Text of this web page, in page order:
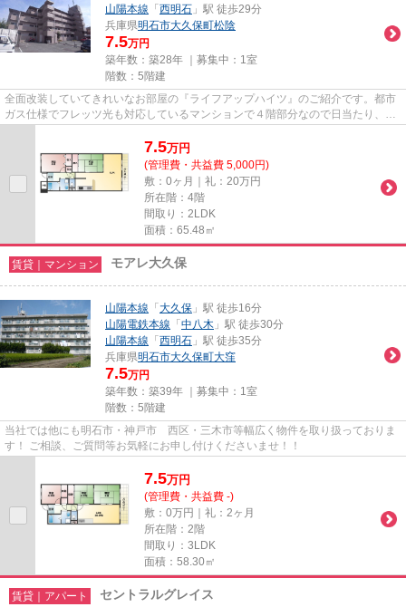
山陽本線 「 西明石 」駅 徒歩29分
兵庫県明石市大久保町松陰
7.5万円
築年数：築28年 ｜募集中： 1室
階数：5階建
全面改装していてきれいなお部屋の『ライフアップハイツ』のご紹介です。都市
ガス仕様でフレッツ光も対応しているマンションで４階部分なので日当たり、風
7.5万円
(管理費・共益費 5,000円)
敷：0ヶ月｜礼：20万円
所在階：4階
間取り：2LDK
面積：65.48㎡
賃貸｜マンション モアレ大久保
山陽本線 「 大久保 」駅 徒歩16分
山陽電鉄本線 「 中八木 」駅 徒歩30分
山陽本線 「 西明石 」駅 徒歩35分
兵庫県明石市大久保町大窪
7.5万円
築年数：築39年 ｜募集中： 1室
階数：5階建
当社では他にも明石市・神戸市 西区・三木市等幅広く物件を取り扱っておりま
す！ ご相談、ご質問等お気軽にお申し付けくださいませ！！
7.5万円
(管理費・共益費 -)
敷：0万円｜礼：2ヶ月
所在階：2階
間取り：3LDK
面積：58.30㎡
賃貸｜アパート セントラルグレイス